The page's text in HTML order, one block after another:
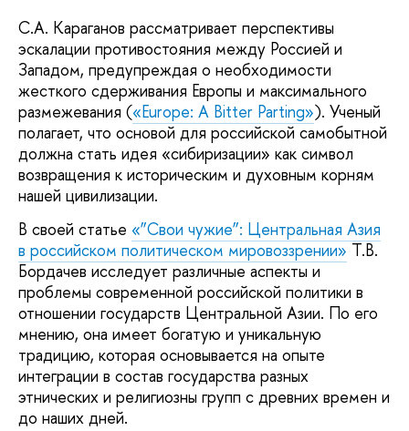
С.А. Караганов рассматривает перспективы
эскалации противостояния между Россией и
Западом, предупреждая о необходимости
жесткого сдерживания Европы и максимального
размежевания («Europe: A Bitter Parting»). Ученый
полагает, что основой для российской самобытной
должна стать идея «сибиризации» как символ
возвращения к историческим и духовным корням
нашей цивилизации.
В своей статье «”Свои чужие”: Центральная Азия
в российском политическом мировоззрении» Т.В.
Бордачев исследует различные аспекты и
проблемы современной российской политики в
отношении государств Центральной Азии. По его
мнению, она имеет богатую и уникальную
традицию, которая основывается на опыте
интеграции в состав государства разных
этнических и религиозны групп с древних времен и
до наших дней.